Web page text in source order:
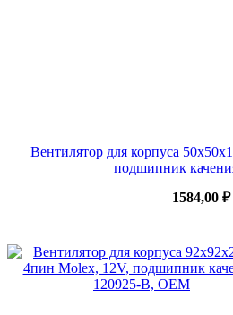
Вентилятор для корпуса
подшипник
1584,00 ₽